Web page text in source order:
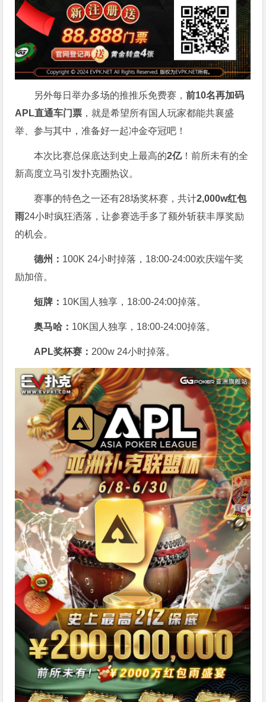
另外每日举办多场的推推乐免费赛，前10名再加码
APL直通车门票 ，就是希望所有国人玩家都能共襄盛
举、参与其中，准备好一起冲金夺冠吧！
本次比赛总保底达到史上最高的2亿！前所未有的全
新高度立马引发扑克圈热议。
赛事的特色之一还有28场奖杯赛，共计2,000w红包
雨24小时疯狂洒落，让参赛选手多了额外斩获丰厚奖励
的机会。
德州： 100K 24小时掉落， 18:00-24:00欢庆端午奖
励加倍。
短牌： 10K国人独享，18:00-24:00掉落。
奥马哈 ： 10K国人独享，18:00-24:00掉落。
APL奖杯赛： 200w 24小时掉落。